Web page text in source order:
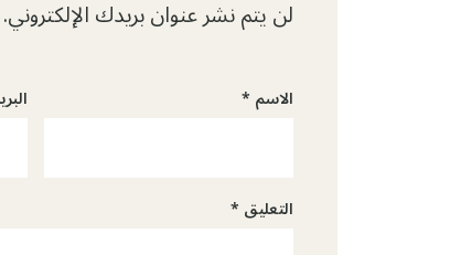
لن يتم نشر عنوان بريدك الإلكتروني.
الاسم *
التعليق *